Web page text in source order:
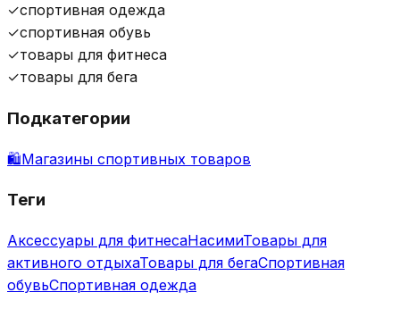
✓спортивная одежда
✓спортивная обувь
✓товары для фитнеса
✓товары для бега
Подкатегории
🛍️Магазины спортивных товаров
Теги
Аксессуары для фитнесаНасимиТовары для
активного отдыхаТовары для бегаСпортивная
обувьСпортивная одежда